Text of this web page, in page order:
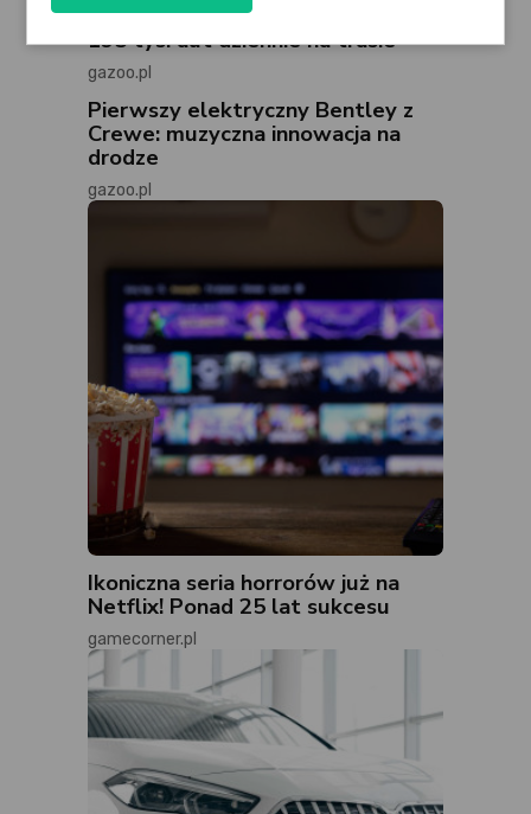
Największa wakacyjna pułapka:
195 tys. aut dziennie na trasie
gazoo.pl
Pierwszy elektryczny Bentley z
Crewe: muzyczna innowacja na
drodze
gazoo.pl
Ikoniczna seria horrorów już na
Netflix! Ponad 25 lat sukcesu
gamecorner.pl